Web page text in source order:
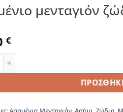
μενταγιόν
€
μενταγιόν ζώδιο Καρκίνος